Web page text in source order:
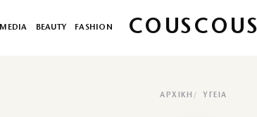
MEDIA BEAUTY FASHION COUSCOUS
ΑΡΧΙΚΉ ΥΓΕΙΑ